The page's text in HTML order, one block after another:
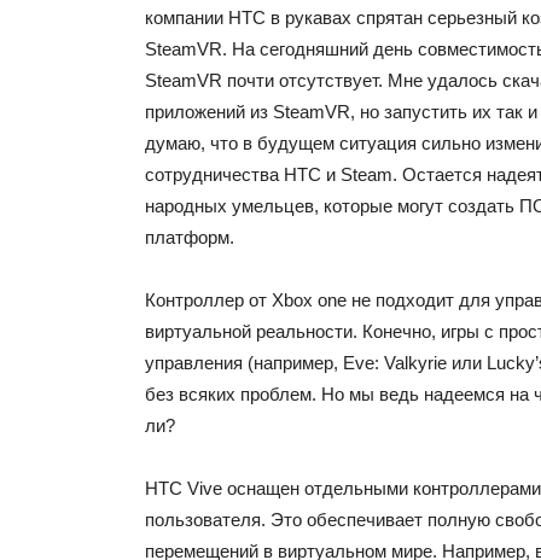
компании HTC в рукавах спрятан серьезный
SteamVR. На сегодняшний день
SteamVR почти отсутствует. Мне удалось
приложений из SteamVR, но запустить их так
думаю, что в будущем ситуация сильно
сотрудничества HTC и Steam. Остается
народных умельцев, которые могут создать
платформ.
Контроллер от Xbox one не подходит для
виртуальной реальности. Конечно, игры с
управления (например, Eve: Valkyrie или
без всяких проблем. Но мы ведь надеемся на
ли?
HTC Vive оснащен отдельными
пользователя. Это обеспечивает полную
перемещений в виртуальном мире. Например,